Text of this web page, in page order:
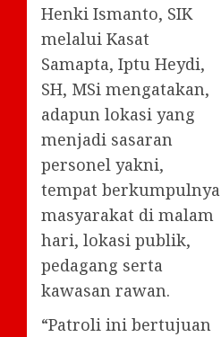
Henki Ismanto, SIK
melalui Kasat
Samapta, Iptu Heydi,
SH, MSi mengatakan,
adapun lokasi yang
menjadi sasaran
personel yakni,
tempat berkumpulnya
masyarakat di malam
hari, lokasi publik,
pedagang serta
kawasan rawan.
“Patroli ini bertujuan